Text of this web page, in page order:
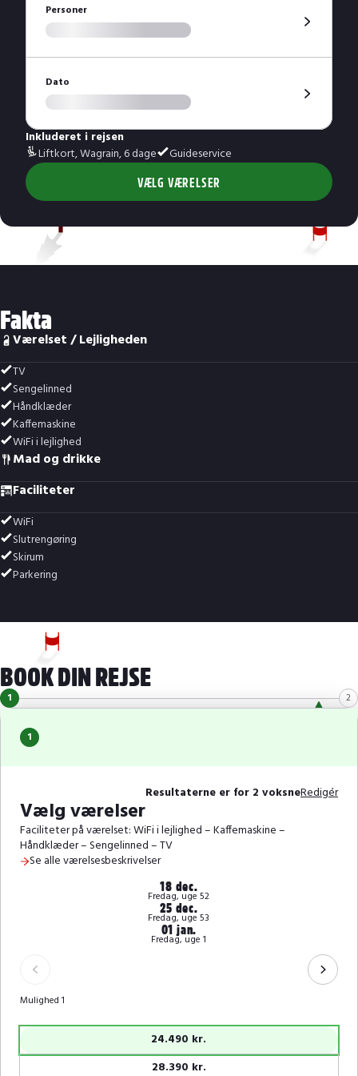
Personer
Dato
Inkluderet i rejsen
Liftkort, Wagrain, 6 dage
Guideservice
VÆLG VÆRELSER
Fakta
Værelset / Lejligheden
TV
Sengelinned
Håndklæder
Kaffemaskine
WiFi i lejlighed
Mad og drikke
Faciliteter
WiFi
Slutrengøring
Skirum
Parkering
BOOK DIN REJSE
1 2
1
Resultaterne er for 2 voksneRedigér
Vælg værelser
Faciliteter på værelset: WiFi i lejlighed – Kaffemaskine –
Håndklæder – Sengelinned – TV
Se alle værelsesbeskrivelser
18 dec.
Fredag, uge 52
25 dec.
Fredag, uge 53
01 jan.
Fredag, uge 1
Mulighed 1
24.490 kr.
28.390 kr.